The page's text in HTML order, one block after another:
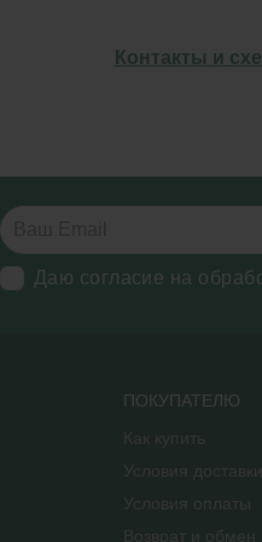
Контакты и
Даю согласие на
ПОКУПАТЕЛЮ